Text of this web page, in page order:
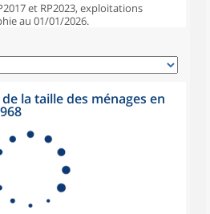
et RP2023, exploitations
au 01/01/2026.
la taille des ménages en